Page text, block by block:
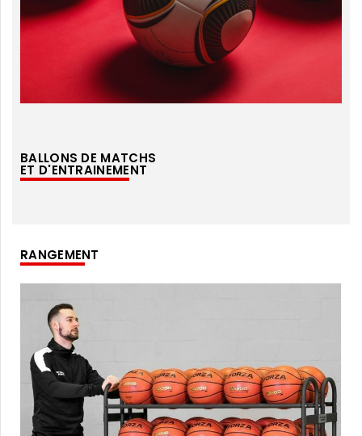
BALLONS DE MATCHS
ET D'ENTRAINEMENT
RANGEMENT